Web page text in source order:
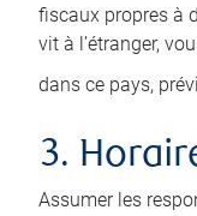
fiscaux propres à
vit à l’étranger,
dans ce pays,
3.
Assumer les